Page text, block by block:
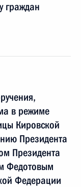
граждан
в режиме
Кировской
Президента
Президента
Федотовым
Федерации